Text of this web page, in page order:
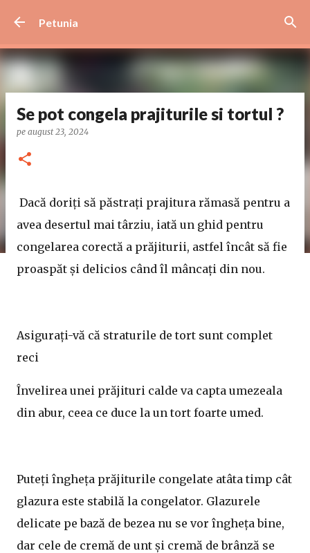
Petunia
Se pot congela prajiturile si tortul ?
pe august 23, 2024
Dacă doriți să păstrați prajitura rămasă pentru a
avea desertul mai târziu, iată un ghid pentru
congelarea corectă a prăjiturii, astfel încât să fie
proaspăt și delicios când îl mâncați din nou.
Asigurați-vă că straturile de tort sunt complet
reci
Învelirea unei prăjituri calde va capta umezeala
din abur, ceea ce duce la un tort foarte umed.
Puteți îngheța prăjiturile congelate atâta timp cât
glazura este stabilă la congelator. Glazurele
delicate pe bază de bezea nu se vor îngheța bine,
dar cele de cremă de unt și cremă de brânză se